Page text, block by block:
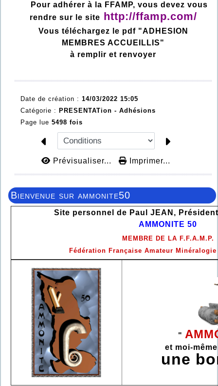
Pour adhérer à la FFAMP, vous devez vous
rendre sur le site
http://ffamp.com/
Vous téléchargez le pdf "ADHESION
MEMBRES ACCUEILLIS"
à remplir et renvoyer
Date de création : 14/03/2022 15:05
Catégorie : PRESENTATion - Adhésions
Page lue 5498 fois
Prévisualiser... Imprimer...
Bienvenue sur ammonite50
Site personnel de Paul JEAN,
AMMONITE 50
MEMBRE DE LA F.F.A.M.P.
Fédération Française Amateur
"
et moi-
une